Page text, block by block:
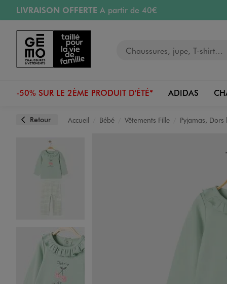
Aller au contenu principal
Aller à la navigation
LIVRAISON OFFERTE A partir de 40€
RETRAIT ET LIVRAISON OFFERTE
RÉSERVATION GRATUITE
4h en magasin
Retours OFFERTSpendant 30 jours
-50% SUR LE 2ÈME PRODUIT D'ÉTÉ* ADIDAS
Retour Accueil Bébé Vêtements Fille Pyjamas, Dors